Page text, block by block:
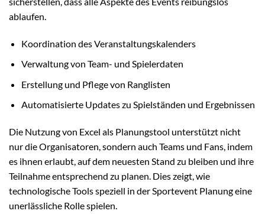
ablaufen.
Koordination des Veranstaltungskalenders
Verwaltung von Team- und Spielerdaten
Erstellung und Pflege von Ranglisten
Automatisierte Updates zu Spielständen und Ergebnissen
Die Nutzung von Excel als Planungstool unterstützt nicht
nur die Organisatoren, sondern auch Teams und Fans, indem
es ihnen erlaubt, auf dem neuesten Stand zu bleiben und ihre
Teilnahme entsprechend zu planen. Dies zeigt, wie
technologische Tools speziell in der Sportevent Planung eine
unerlässliche Rolle spielen.